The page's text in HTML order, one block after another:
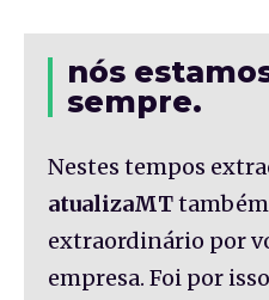
nós
sempre.
Nestes tempos
atualizaMT
extraordinário por
empresa. Foi por